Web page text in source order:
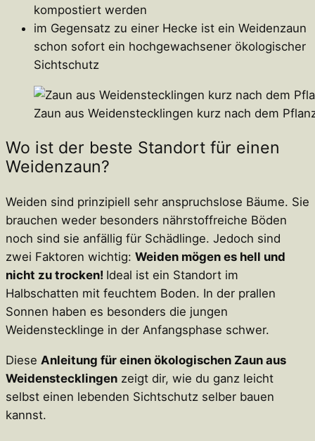
kompostiert werden
im Gegensatz zu einer Hecke ist ein Weidenzaun
schon sofort ein hochgewachsener ökologischer
Sichtschutz
Zaun aus Weidenstecklingen kurz nach dem
Wo ist der beste Standort für einen
Weidenzaun?
Weiden sind prinzipiell sehr anspruchslose Bäume. Sie
brauchen weder besonders nährstoffreiche Böden
noch sind sie anfällig für Schädlinge. Jedoch sind
zwei Faktoren wichtig: Weiden mögen es hell und
nicht zu trocken! Ideal ist ein Standort im
Halbschatten mit feuchtem Boden. In der prallen
Sonnen haben es besonders die jungen
Weidenstecklinge in der Anfangsphase schwer.
Diese Anleitung für einen ökologischen Zaun aus
Weidenstecklingen zeigt dir, wie du ganz leicht
selbst einen lebenden Sichtschutz selber bauen
kannst.